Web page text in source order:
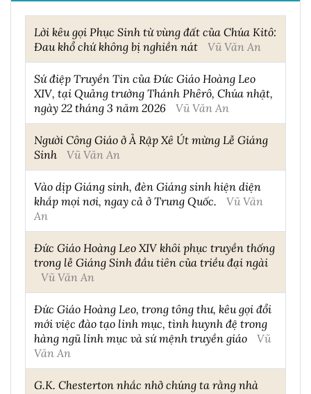
Lời kêu gọi Phục Sinh từ vùng đất của Chúa Kitô:
Đau khổ chứ không bị nghiền nát
Vũ Văn An
Sứ điệp Truyền Tin của Đức Giáo Hoàng Leo
XIV, tại Quảng trường Thánh Phêrô, Chúa nhật,
ngày 22 tháng 3 năm 2026
Vũ Văn An
Người Công Giáo ở Ả Rập Xê Út mừng Lễ Giáng
Sinh
Vũ Văn An
Vào dịp Giáng sinh, đèn Giáng sinh hiện diện
khắp mọi nơi, ngay cả ở Trung Quốc.
Vũ Văn
An
Đức Giáo Hoàng Leo XIV khôi phục truyền thống
trong lễ Giáng Sinh đầu tiên của triều đại ngài
Vũ Văn An
Đức Giáo Hoàng Leo, trong tông thư, kêu gọi đổi
mới việc đào tạo linh mục, tình huynh đệ trong
hàng ngũ linh mục và sứ mệnh truyền giáo
Vũ
Văn An
G.K. Chesterton nhắc nhở chúng ta rằng nhà